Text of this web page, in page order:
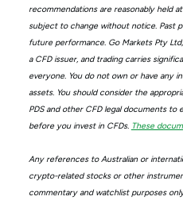
recommendations are reasonably held
subject to change without notice. Past
future performance. Go Markets Pty
a CFD issuer, and trading carries
everyone. You do not own or have any
assets. You should consider the
PDS and other CFD legal documents to
before you invest in CFDs. These
Any references to Australian or
crypto-related stocks or other
commentary and watchlist purposes